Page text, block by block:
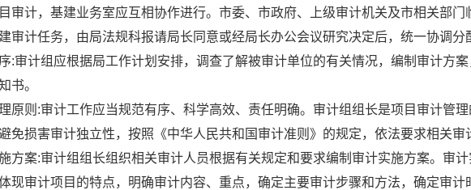
审计，基建业务室应互相协作进行。市委、市政府、上级审计机关及市相关部
审计任务，由局法规科报请局长同意或经局长办公会议研究决定后，统一协调分
:审计组应根据局工作计划安排，调查了解被审计单位的有关情况，编制审计方
书。
原则:审计工作应当规范有序、科学高效、责任明确。审计组组长是项目审计管
免损害审计独立性，按照《中华人民共和国审计准则》的规定，依法要求相关审
方案:审计组组长组织相关审计人员根据有关规定和要求编制审计实施方案。审
现审计项目的特点，明确审计内容、重点，确定主要审计步骤和方法，确定审